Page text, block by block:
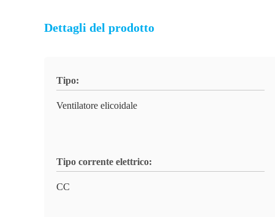
Dettagli del prodotto
Tipo:
Ventilatore elicoidale
Tipo corrente elettrico:
CC